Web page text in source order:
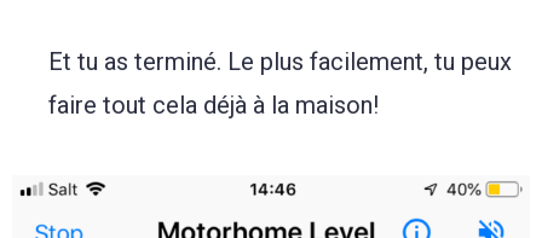
Et tu as terminé. Le plus facilement, tu peux
faire tout cela déjà à la maison!